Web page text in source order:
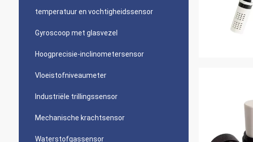
temperatuur en vochtigheidssensor
Gyroscoop met glasvezel
Hoogprecisie-inclinometersensor
Vloeistofniveaumeter
Industriële trillingssensor
Mechanische krachtsensor
Waterstofgassensor